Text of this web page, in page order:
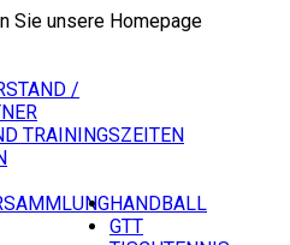
Sie unsere Homepage
/
TRAININGSZEITEN
HANDBALL
GTT